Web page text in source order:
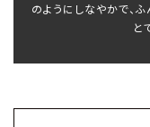
のようにしなやかで、ふ
と